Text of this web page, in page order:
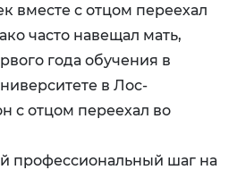
вместе с отцом переехал
часто навещал мать,
года обучения в
в Лос-
с отцом переехал во
профессиональный шаг на